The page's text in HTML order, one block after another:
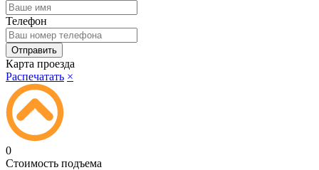
Телефон
Карта проезда
Распечатать ×
0
Стоимость подъема